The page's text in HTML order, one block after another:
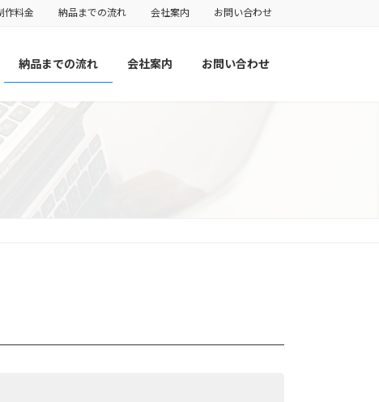
作料金 納品までの流れ 会社案内 お問い合わせ
納品までの流れ 会社案内 お問い合わせ